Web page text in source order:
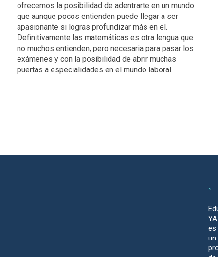
ofrecemos la posibilidad de adentrarte en un mundo
que aunque pocos entienden puede llegar a ser
apasionante si logras profundizar más en el.
Definitivamente las matemáticas es otra lengua que
no muchos entienden, pero necesaria para pasar los
exámenes y con la posibilidad de abrir muchas
puertas a especialidades en el mundo laboral.
YA
es
un